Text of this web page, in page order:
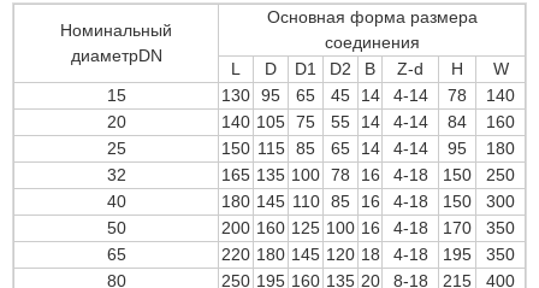
Номинальный
диаметрDN
Основная форма размера
соединения
L
D D1 D2 B Z-d H
W
15
130 95 65 45 14 4-14 78
140
20
140 105 75 55 14 4-14 84
160
25
150 115 85 65 14 4-14 95
180
32
165 135 100 78 16 4-18 150
250
40
180 145 110 85 16 4-18 150
300
50
200 160 125 100 16 4-18 170
350
65
220 180 145 120 18 4-18 195
350
80
250 195 160 135 20 8-18 215
400